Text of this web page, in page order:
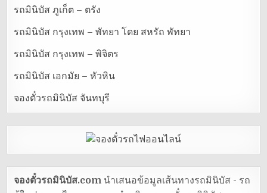
รถมินิบัส ภูเก็ต – ตรัง
รถมินิบัส กรุงเทพ – พัทยา โดย สหรัถ พัทยา
รถมินิบัส กรุงเทพ – พิจิตร
รถมินิบัส เอกมัย – หัวหิน
จองตั๋วรถมินิบัส จันทบุรี
จองตั๋วรถมินิบัส.com นำเสนอข้อมูลเส้นทางรถมินิบัส - รถ